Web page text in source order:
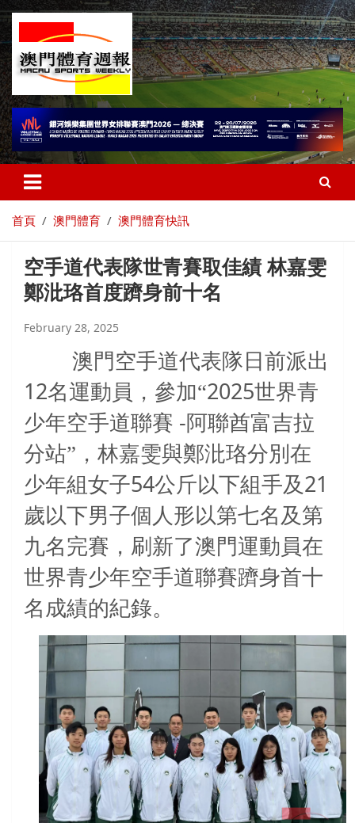
首頁 澳門體育 澳門體育快訊
空手道代表隊世青賽取佳績 林嘉雯
鄭沘珞首度躋身前十名
February 28, 2025
澳門空手道代表隊日前派出
12名運動員，參加“2025世界青
少年空手道聯賽 -阿聯酋富吉拉
分站” ，林嘉雯與鄭沘珞分別在
少年組女子54公斤以下組手及 21
歲以下男子個人形以第七名及第
九名完賽，刷新了澳門運動員在
世界青少年空手道聯賽躋身首十
名成績的紀錄。